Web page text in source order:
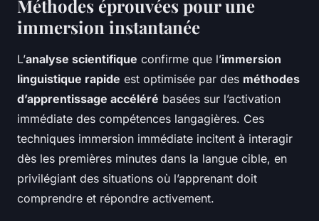
Méthodes éprouvées pour une
immersion instantanée
L’analyse scientifique confirme que l’immersion
linguistique rapide est optimisée par des méthodes
d’apprentissage accéléré basées sur l’activation
immédiate des compétences langagières. Ces
techniques immersion immédiate incitent à interagir
dès les premières minutes dans la langue cible, en
privilégiant des situations où l’apprenant doit
comprendre et répondre activement.